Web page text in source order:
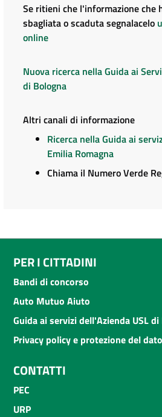
Se ritieni che l'informazione che
sbagliata o scaduta segnalacelo
online
Nuova ricerca nella Guida ai
di Bologna
Altri canali di informazione
Ricerca nella Guida ai
Emilia Romagna
Chiama il Numero Verde
PER I CITTADINI
Bandi di concorso
Auto Mutuo Aiuto
Guida ai servizi dell'Azienda USL
Privacy policy e protezione del
CONTATTI
PEC
URP